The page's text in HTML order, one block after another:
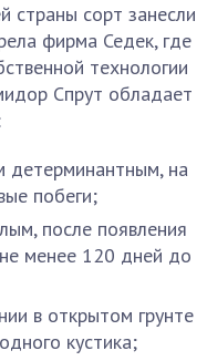
страны сорт занесли
фирма Седек, где
технологии
Спрут обладает
детерминантным, на
побеги;
после появления
менее 120 дней до
в открытом грунте
кустика;